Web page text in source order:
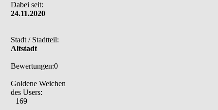
Dabei seit:
24.11.2020
Stadt / Stadtteil:
Altstadt
Bewertungen:0
Goldene Weichen
des Users:
169